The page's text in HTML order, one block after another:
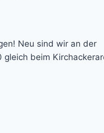
Neu sind wir an der
gleich beim